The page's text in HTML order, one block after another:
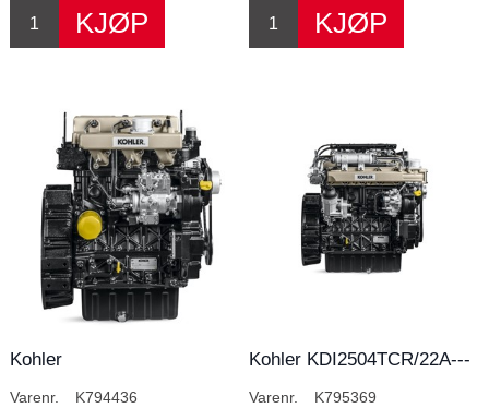
Kohler
Varenr. K794436
Kohler KDI2504TCR/22A---
Varenr. K795369